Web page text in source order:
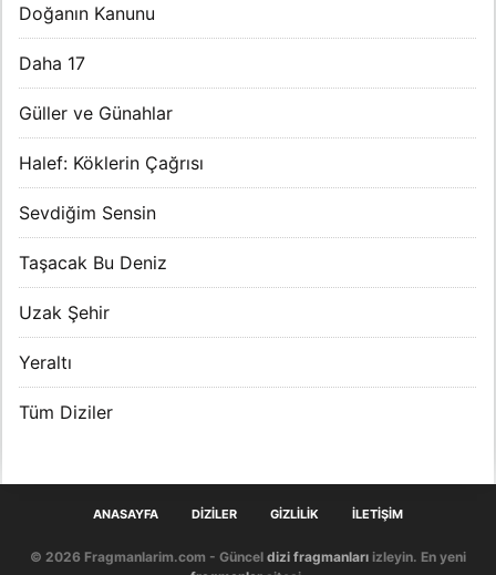
Doğanın Kanunu
Daha 17
Güller ve Günahlar
Halef: Köklerin Çağrısı
Sevdiğim Sensin
Taşacak Bu Deniz
Uzak Şehir
Yeraltı
Tüm Diziler
ANASAYFA DIZILER GIZLILIK İLETIŞIM
© 2026 Fragmanlarim.com - Güncel dizi fragmanları izleyin. En yeni